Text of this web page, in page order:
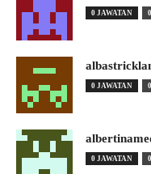
0 JAWATAN
0 JAWATAN
0 JAWATAN